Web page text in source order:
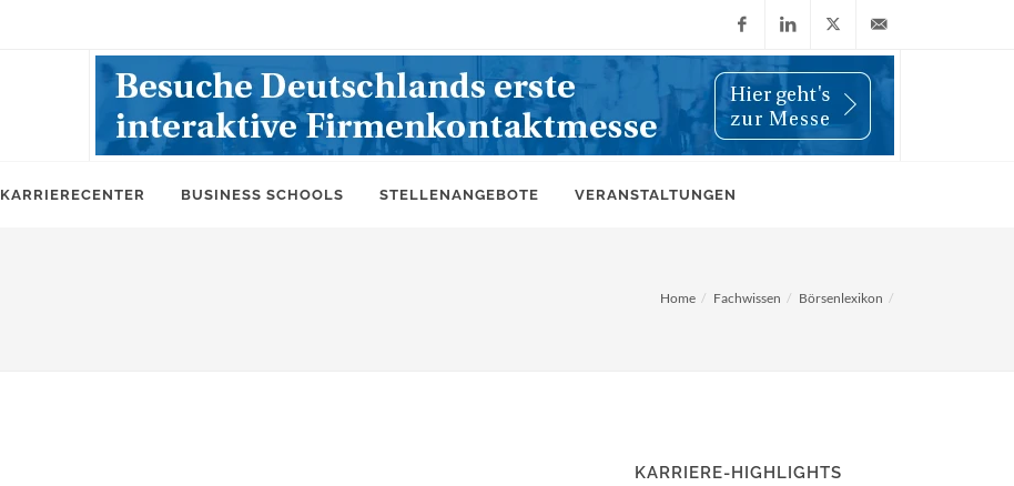
FacebookLinkedIn
X
(Twitter)
info@wiwi-
KARRIERECENTER BUSINESS SCHOOLS STELLENANGEBOTE VERANSTALTUNGEN
Home Fachwissen Börsenlexikon
KARRIERE-HIGHLIGHTS